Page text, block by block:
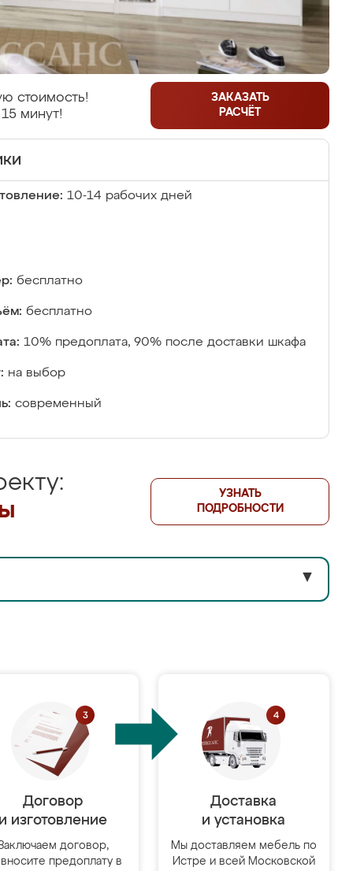
стоимость!
минут!
ЗАКАЗАТЬ
РАСЧЁТ
10-14 рабочих дней
бесплатно
бесплатно
10% предоплата, 90% после доставки шкафа
на выбор
современный
УЗНАТЬ
ПОДРОБНОСТИ
▼
Договор
изготовление
договор,
предоплату в
Доставка
и установка
Мы доставляем мебель по
Истре и всей Московской